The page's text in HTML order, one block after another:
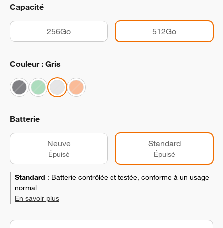
Capacité
256Go 512Go
Couleur : Gris
Batterie
Neuve
Épuisé
Standard
Épuisé
Standard : Batterie contrôlée et testée, conforme à un usage
normal
En savoir plus